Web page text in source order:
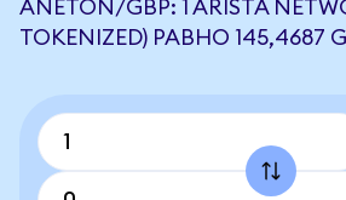
ANETON/GBP: 1 ARISTA
TOKENIZED) РАВНО 145,4687